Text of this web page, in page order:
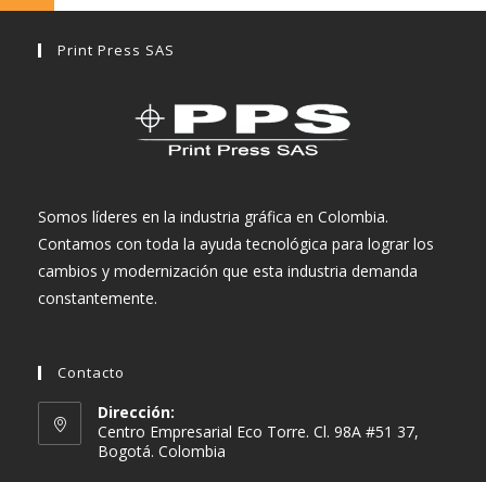
Print Press SAS
Somos líderes en la industria gráfica en Colombia.
Contamos con toda la ayuda tecnológica para lograr los
cambios y modernización que esta industria demanda
constantemente.
Contacto
Dirección:
Centro Empresarial Eco Torre. Cl. 98A #51 37,
Bogotá. Colombia